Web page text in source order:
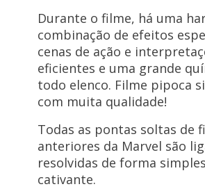
Durante o filme, há uma
combinação de efeitos
cenas de ação e
eficientes e uma grande
todo elenco. Filme pipoca
com muita qualidade!
Todas as pontas soltas de
anteriores da Marvel são
resolvidas de forma
cativante.